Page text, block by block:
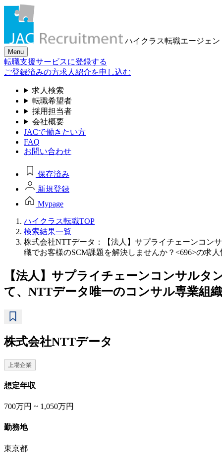
ハイクラス転職エージェン
Menu
転職支援サービスに登録する
ご登録済みの方求人紹介を申し込む
求人検索
転職希望者
採用担当者
会社概要
JACで働きたい方
FAQ
お問い合わせ
保存済み
新規登録
Mypage
ハイクラス転職TOP
検索結果一覧
株式会社NTTデータ：【法人】サプライチェーンコン
織でお客様のSCM課題を解決しませんか？<696>の求
【法人】サプライチェーンコンサル
て、NTTデータ唯一のコンサル専業組
株式会社NTTデータ
上場企業
想定年収
700万円 ~ 1,050万円
勤務地
東京都